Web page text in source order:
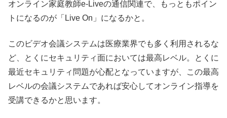
オンライン家庭教師e-Liveの通信関連で、もっともポイン
トになるのが「Live On」になるかと。
このビデオ会議システムは医療業界でも多く利用されるな
ど、とくにセキュリティ面においては最高レベル。とくに
最近セキュリティ問題が心配となっていますが、この最高
レベルの会議システムであれば安心してオンライン指導を
受講できるかと思います。